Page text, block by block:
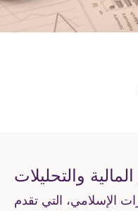
المالية والتحليلات
الإسلامي، التي تقدم